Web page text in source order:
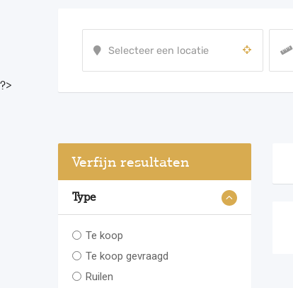
?>
Verfijn resultaten
Type
Te koop
Te koop gevraagd
Ruilen